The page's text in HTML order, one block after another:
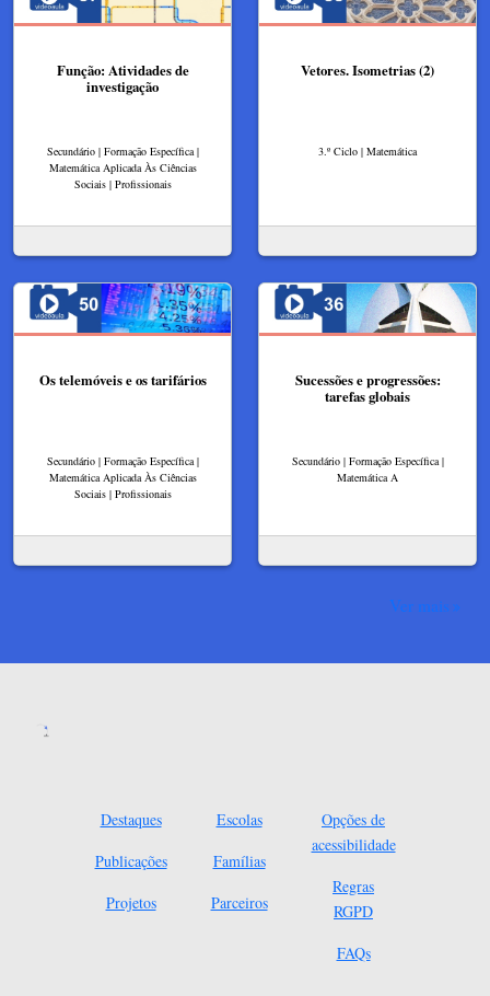
Função: Atividades de
investigação
Secundário | Formação Específica |
Matemática Aplicada Às Ciências
Sociais | Profissionais
Vetores. Isometrias (2)
3.º Ciclo | Matemática
Os telemóveis e os tarifários
Secundário | Formação Específica |
Matemática Aplicada Às Ciências
Sociais | Profissionais
Sucessões e progressões:
tarefas globais
Secundário | Formação Específica |
Matemática A
Ver mais
Destaques
Publicações
Projetos
Escolas
Famílias
Parceiros
Opções de
acessibilidade
Regras
RGPD
FAQs